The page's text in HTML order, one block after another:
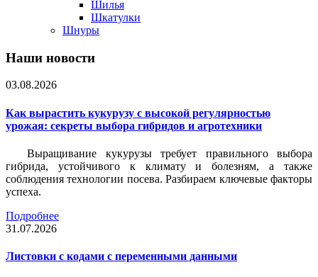
Шилья
Шкатулки
Шнуры
Наши новости
03.08.2026
Как вырастить кукурузу с высокой регулярностью
урожая: секреты выбора гибридов и агротехники
Выращивание кукурузы требует правильного выбора
гибрида, устойчивого к климату и болезням, а также
соблюдения технологии посева. Разбираем ключевые факторы
успеха.
Подробнее
31.07.2026
Листовки c кодами с переменными данными